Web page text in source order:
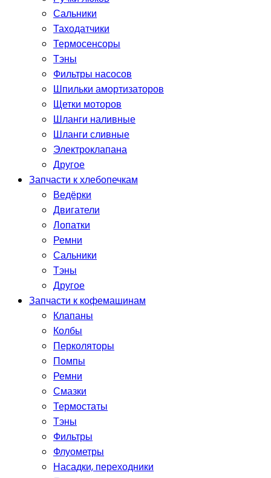
Сальники
Таходатчики
Термосенсоры
Тэны
Фильтры насосов
Шпильки амортизаторов
Щетки моторов
Шланги наливные
Шланги сливные
Электроклапана
Другое
Запчасти к хлебопечкам
Ведёрки
Двигатели
Лопатки
Ремни
Сальники
Тэны
Другое
Запчасти к кофемашинам
Клапаны
Колбы
Перколяторы
Помпы
Ремни
Смазки
Термостаты
Тэны
Фильтры
Флуометры
Насадки, переходники